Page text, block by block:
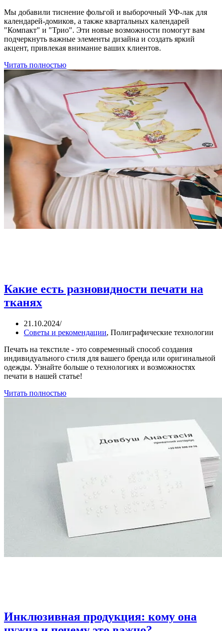
Мы добавили тиснение фольгой и выборочный УФ-лак для
календарей-домиков, а также квартальных календарей
"Компакт" и "Трио". Эти новые возможности помогут вам
подчеркнуть важные элементы дизайна и создать яркий
акцент, привлекая внимание ваших клиентов.
Читать полностью
Какие есть разновидности печати на
тканях
21.10.2024/
Советы и рекомендации, Полиграфические технологии
Печать на текстиле - это современный способ создания
индивидуального стиля для вашего бренда или оригинальной
одежды. Узнайте больше о технологиях и возможностях
печати в нашей статье!
Читать полностью
Инклюзивная продукция: кому она